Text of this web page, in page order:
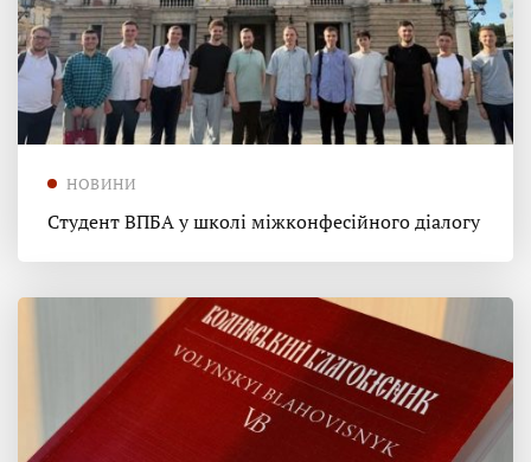
НОВИНИ
Студент ВПБА у школі міжконфесійного діалогу